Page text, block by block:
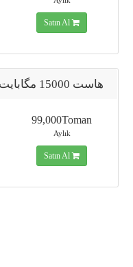
Satın Al
هاست 15000 مگابایت (معمولی)
99,000Toman
Aylık
Satın Al